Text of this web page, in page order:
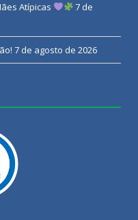
Atípicas
7 de
7 de agosto de 2026